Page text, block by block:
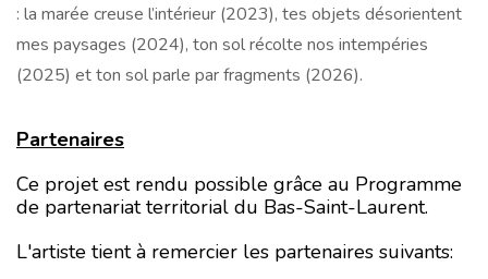
: la marée creuse l’intérieur (2023), tes objets désorientent
mes paysages (2024), ton sol récolte nos intempéries
(2025) et ton sol parle par fragments (2026).
Partenaires
Ce projet est rendu possible grâce au Programme
de partenariat territorial du Bas-Saint-Laurent.
L'artiste tient à remercier les partenaires suivants: